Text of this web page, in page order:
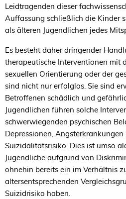
Leidtragenden dieser
Auffassung schließlich die Kinder
als älteren Jugendlichen jedes
Es besteht daher dringender
therapeutische Interventionen mit
sexuellen Orientierung oder der
sind nicht nur erfolglos. Sie sind
Betroffenen schädlich und
Jugendlichen führen solche
schwerwiegenden psychischen
Depressionen,
Suizidalitätsrisiko. Dies ist umso
Jugendliche aufgrund von
ohnehin bereits ein im Verhältnis
altersentsprechenden
Suizidrisiko haben.